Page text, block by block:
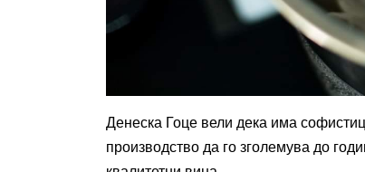
Денеска Гоце вели дека има
производство да го зголемува до